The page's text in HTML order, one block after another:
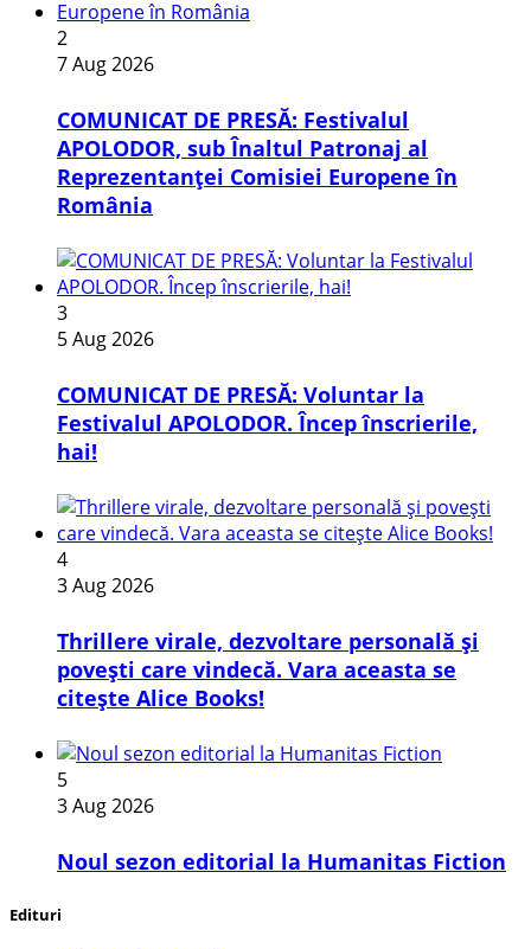
2
7 Aug 2026
COMUNICAT DE PRESĂ: Festivalul
APOLODOR, sub Înaltul Patronaj al
Reprezentanței Comisiei Europene în
România
3
5 Aug 2026
COMUNICAT DE PRESĂ: Voluntar la
Festivalul APOLODOR. Încep înscrierile,
hai!
4
3 Aug 2026
Thrillere virale, dezvoltare personală și
povești care vindecă. Vara aceasta se
citește Alice Books!
5
3 Aug 2026
​Noul sezon editorial la Humanitas Fiction
Edituri